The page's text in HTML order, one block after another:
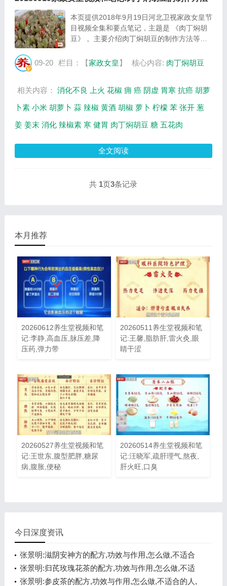
本页提供2018年9月19日河北卫视家政女皇节
目视频全集和要点笔记，主题是 《肉丁焖胡
豆》 。主要介绍肉丁焖胡豆的制作方法等相
和主要内容介绍（节目要点笔记）。 肉丁焖
09-20 栏目：【家政女皇 】 核心内容: 肉丁焖胡豆
相关内容： 消化不良 上火 花椒 痈 癌 阴虚 胃寒 抗癌 胡萝
卜素 小米 胡萝卜 蒜 辣椒 黄酒 胡椒 萝卜 柠檬 苯 张开 葱
姜 姜末 消化 辣椒素 寒 健胃 肉丁焖胡豆 糖 五花肉
全文阅读
共 1页3条记录
本月推荐
20260612养生堂视频和笔
记:李静,高血压,脉压差,降
压药,弹力带
20260511养生堂视频和笔
记:王馨,脂肪肝,雷火灸,眼
睛干涩
20260527养生堂视频和笔
记:王世东,腹型肥胖,糖尿
病,腹胀,便秘
20260514养生堂视频和笔
记:汪晓军,疏肝理气,熬夜,
肝火旺,口臭
今日深度资讯
张景明:滋阴安神方的配方,功效与作用,怎么做,不适合
的人,悦心安神
张景明:归芪玫瑰花茶的配方,功效与作用,怎么做,不适
合的人,补气养血
张景明:参皮茶的配方,功效与作用,怎么做,不适合的人,